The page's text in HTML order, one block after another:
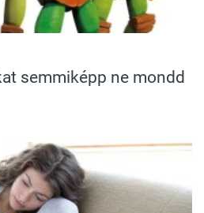
semmiképp ne mondd